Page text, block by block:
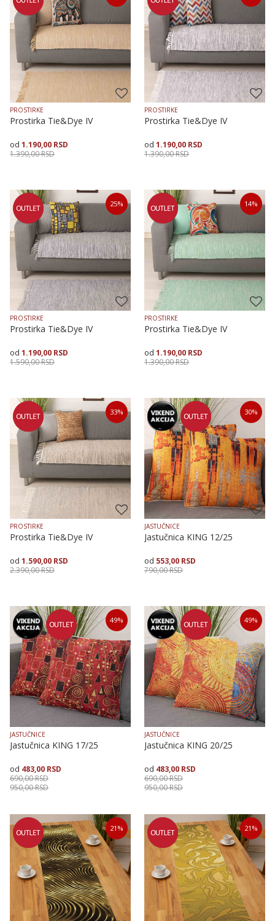
70X120 70X160 70X200 70X120 70X160 70X200
PROSTIRKE
Prostirka Tie&Dye IV
1.190,00 RSD
1.390,00RSD
Veličina
70X120 70X160 70X200
Dodaj u korpu
PROSTIRKE
Prostirka Tie&Dye IV
1.190,00 RSD
1.390,00RSD
Veličina
70X120 70X160 70X200
Dodaj u korpu
25%
PROSTIRKE
Prostirka Tie&Dye IV
1.190,00 RSD
1.590,00RSD
Veličina
70X120 70X160 70X200
Dodaj u korpu
14%
PROSTIRKE
Prostirka Tie&Dye IV
1.190,00 RSD
1.390,00RSD
Veličina
70X120
Dodaj u korpu
33%
PROSTIRKE
Prostirka Tie&Dye IV
1.590,00 RSD
2.390,00RSD
Veličina
70X200
Dodaj u korpu
30%
JASTUČNICE
Jastučnica KING 12/25
553,00 RSD
790,00RSD
Veličina
40X40 50X50
Dodaj u korpu
49%
JASTUČNICE
Jastučnica KING 17/25
483,00 RSD
690,00RSD
950,00RSD
Veličina
50X50
Dodaj u korpu
49%
JASTUČNICE
Jastučnica KING 20/25
483,00 RSD
690,00RSD
950,00RSD
Veličina
50X50
Dodaj u korpu
21 % 21 %